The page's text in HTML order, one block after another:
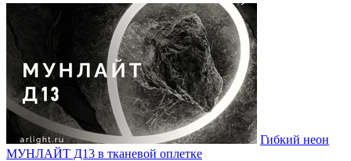
Гибкий неон
МУНЛАЙТ Д13 в тканевой оплетке